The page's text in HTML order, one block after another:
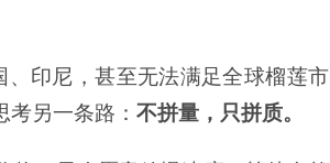
印尼，甚至无法满足全球榴莲市
另一条路： 不拼量，只拼质。